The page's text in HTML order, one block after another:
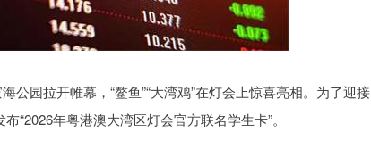
园拉开帷幕，“鳌鱼”“大湾鸡”在灯会上惊喜亮相。为了迎接
“2026年粤港澳大湾区灯会官方联名学生卡”。